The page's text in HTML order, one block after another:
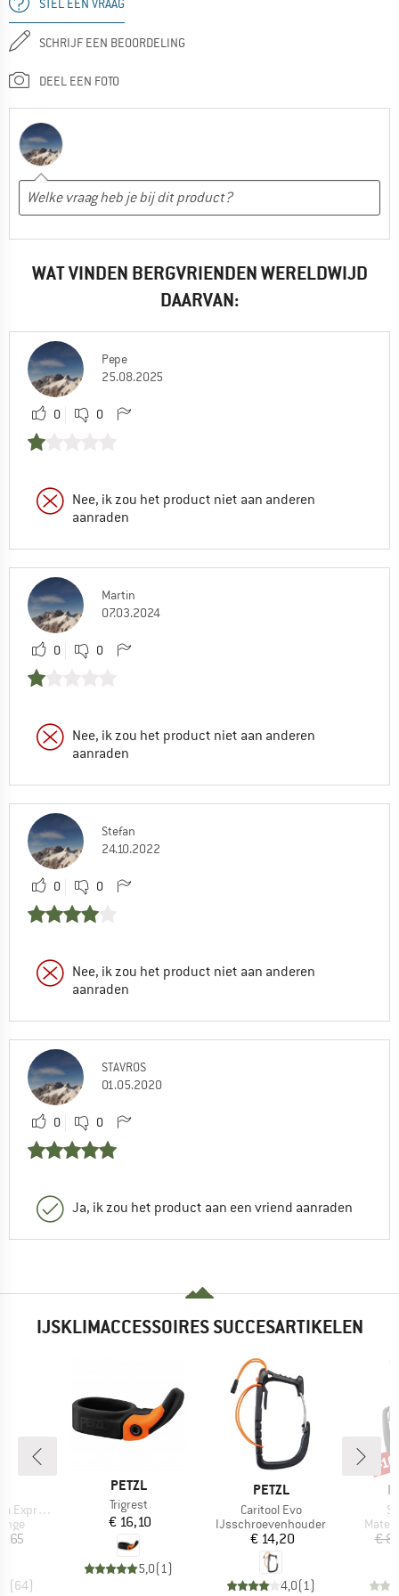
STEL EEN VRAAG
SCHRIJF EEN BEOORDELING
DEEL EEN FOTO
WAT VINDEN BERGVRIENDEN WERELDWIJD
DAARVAN:
Pepe
25.08.2025
0 0
Nee, ik zou het product niet aan anderen
aanraden
Martin
07.03.2024
0 0
Nee, ik zou het product niet aan anderen
aanraden
Stefan
24.10.2022
0 0
Nee, ik zou het product niet aan anderen
aanraden
STAVROS
01.05.2020
0 0
Ja, ik zou het product aan een vriend aanraden
IJSKLIMACCESSOIRES SUCCESARTIKELEN
Schlinge
(64)
MERK
PETZL
Artikel
Trigrest
Prijs
€ 16,10
5,0( 1)
MERK
PETZL
Artikel
Caritool Evo
Productgroep
IJsschroevenhouder
Prijs
€ 14,20
4,0( 1)
€
-